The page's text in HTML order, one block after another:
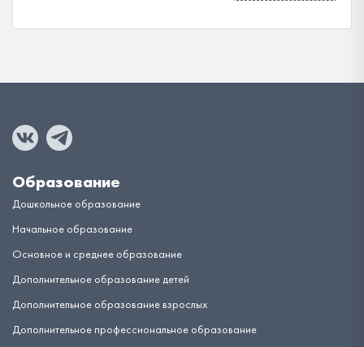
Образование
Дошкольное образование
Начальное образование
Основное и среднее образование
Дополнительное образование детей
Дополнительное образование взрослых
Дополнительное профессиональное образование